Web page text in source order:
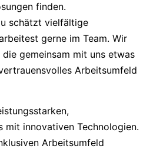
finden.
schätzt vielfältige
gerne im Team. Wir
die gemeinsam mit uns etwas
Arbeitsumfeld
mit innovativen Technologien.
Arbeitsumfeld